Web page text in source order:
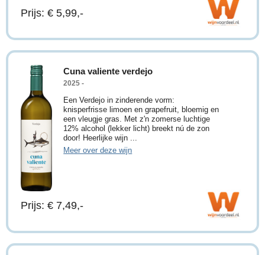
Prijs: € 5,99,-
Cuna valiente verdejo
2025 -
Een Verdejo in zinderende vorm:
knisperfrisse limoen en grapefruit, bloemig en
een vleugje gras. Met z'n zomerse luchtige
12% alcohol (lekker licht) breekt nú de zon
door! Heerlijke wijn ...
Meer over deze wijn
Prijs: € 7,49,-